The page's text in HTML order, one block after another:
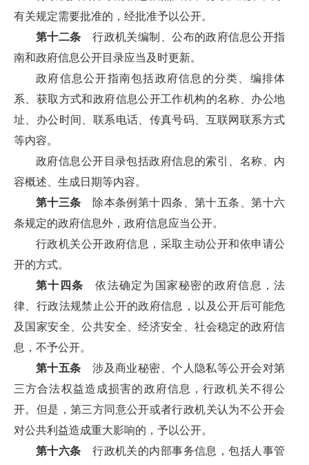
有关规定需要批准的，经批准予以公开。
第十二条 行政机关编制、公布的政府信息公开指
南和政府信息公开目录应当及时更新。
政府信息公开指南包括政府信息的分类、编排体
系、获取方式和政府信息公开工作机构的名称、办公地
址、办公时间、联系电话、传真号码、互联网联系方式
等内容。
政府信息公开目录包括政府信息的索引、名称、内
容概述、生成日期等内容。
第十三条 除本条例第十四条、第十五条、第十六
条规定的政府信息外，政府信息应当公开。
行政机关公开政府信息，采取主动公开和依申请公
开的方式。
第十四条 依法确定为国家秘密的政府信息，法
律、行政法规禁止公开的政府信息，以及公开后可能危
及国家安全、公共安全、经济安全、社会稳定的政府信
息，不予公开。
第十五条 涉及商业秘密、个人隐私等公开会对第
三方合法权益造成损害的政府信息，行政机关不得公
开。但是，第三方同意公开或者行政机关认为不公开会
对公共利益造成重大影响的，予以公开。
第十六条 行政机关的内部事务信息，包括人事管